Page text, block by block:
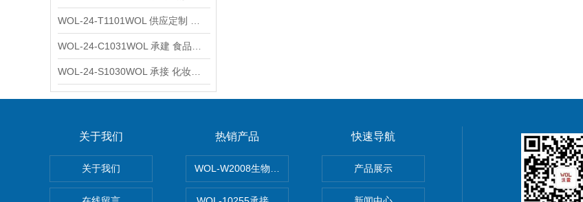
关于我们
关于我们
热销产品
WOL-W2008生物制药GMP车间净化工程装修标准有哪些 无菌室|净化工程
快速导航
产品展示